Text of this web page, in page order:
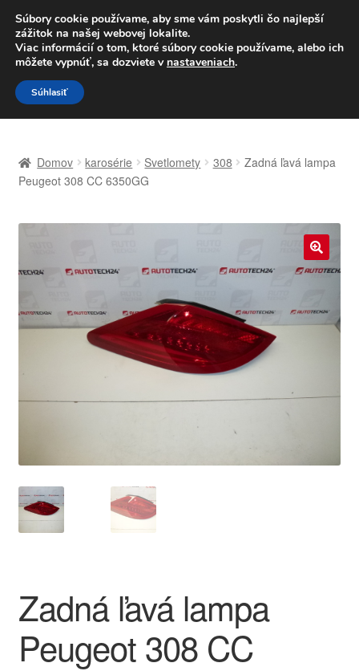
DOPRAVA od 6 EUR
Po–Pi 09:00–16:00 233 221 276
Preskočiť
na
navigáciu
Preskočiť
na
obsah
Celosvetová preprava
Platby
Reklamace
Reklamačný poriadok
Domov karosérie Svetlomety 308
Zadná ľavá lampa
Peugeot 308 CC 6350GG
🔍
Zadná ľavá lampa
Peugeot 308 CC
Súbory cookie používame, aby sme vám poskytli čo najlepší
zážitok na našej webovej lokalite.
Viac informácií o tom, ktoré súbory cookie používame, alebo ich
môžete vypnúť, sa dozviete v nastaveniach.
Súhlasiť